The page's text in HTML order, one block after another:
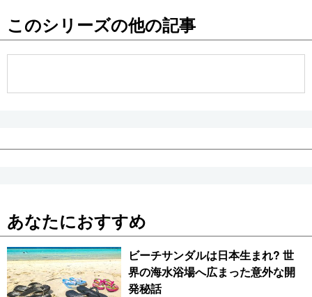
お知らせ
このシリーズの他の記事
あなたにおすすめ
ビーチサンダルは日本生まれ? 世
界の海水浴場へ広まった意外な開
発秘話